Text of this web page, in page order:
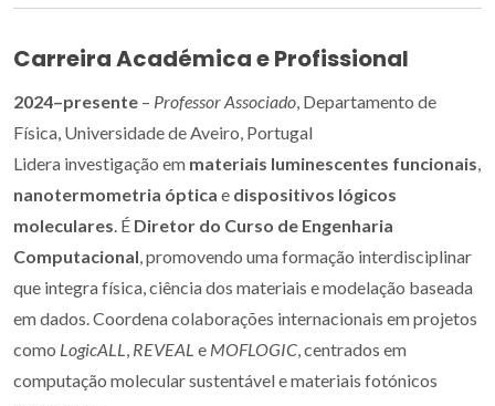
Carreira Académica e Profissional
2024–presente – Professor Associado , Departamento de
Física, Universidade de Aveiro, Portugal
Lidera investigação em materiais luminescentes funcionais
nanotermometria óptica e dispositivos lógicos
moleculares . É Diretor do Curso de Engenharia
Computacional , promovendo uma formação interdisciplinar
que integra física, ciência dos materiais e modelação baseada
em dados. Coordena colaborações internacionais em projetos
como LogicALL REVEAL e MOFLOGIC , centrados em
computação molecular sustentável e materiais fotónicos